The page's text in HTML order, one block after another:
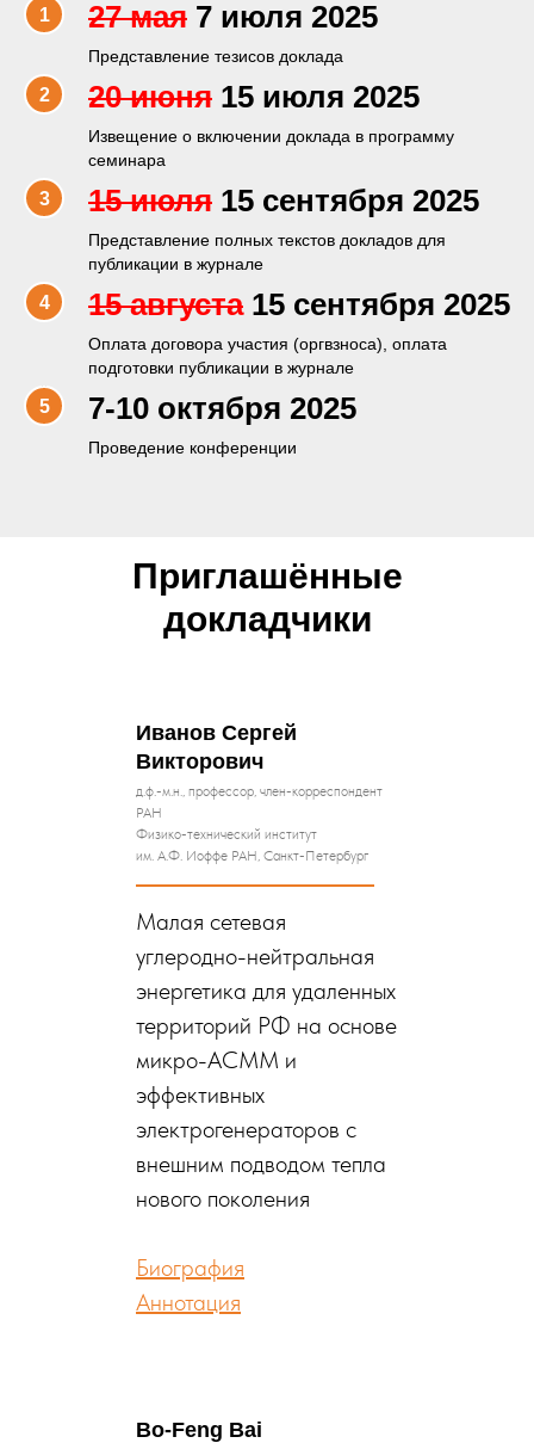
27 мая 7 июля 2025
Представление тезисов доклада
20 июня 15 июля 2025
Извещение о включении доклада в программу
семинара
15 июля 15 сентября 2025
Представление полных текстов докладов для
публикации в журнале
15 августа 15 сентября 2025
Оплата договора участия (оргвзноса), оплата
подготовки публикации в журнале
7-10 октября 2025
Проведение конференции
Приглашённые
докладчики
Иванов Сергей
Викторович
д.ф.-м.н., профессор, член-корреспондент
РАН
Физико-технический институт
им. А.Ф. Иоффе РАН, Санкт-Петербург
Малая сетевая
углеродно-нейтральная
энергетика для удаленных
территорий РФ на основе
микро-АСММ и
эффективных
электрогенераторов с
внешним подводом тепла
нового поколения
Биография
Аннотация
Bo-Feng Bai